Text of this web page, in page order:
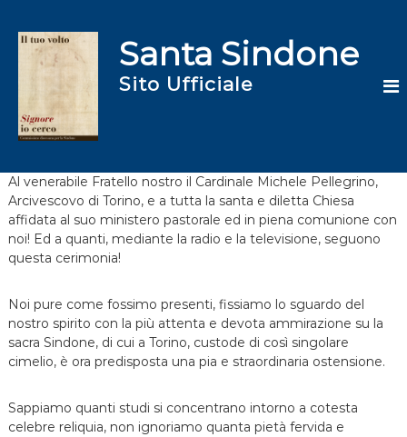
Santa Sindone
Sito Ufficiale
Al venerabile Fratello nostro il Cardinale Michele Pellegrino,
Arcivescovo di Torino, e a tutta la santa e diletta Chiesa
affidata al suo ministero pastorale ed in piena comunione con
noi! Ed a quanti, mediante la radio e la televisione, seguono
questa cerimonia!
Noi pure come fossimo presenti, fissiamo lo sguardo del
nostro spirito con la più attenta e devota ammirazione su la
sacra Sindone, di cui a Torino, custode di così singolare
cimelio, è ora predisposta una pia e straordinaria ostensione.
Sappiamo quanti studi si concentrano intorno a cotesta
celebre reliquia, non ignoriamo quanta pietà fervida e